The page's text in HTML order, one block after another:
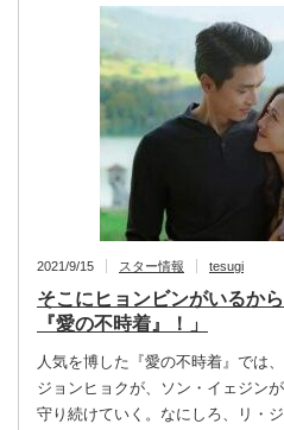
2021/9/15 スター情報 tesugi
そこにヒョンビンがいるか
『愛の不時着』！」
人気を博した『愛の不時着』では
ジョンヒョクが、ソン・イェジン
守り続けていく。なにしろ、リ・